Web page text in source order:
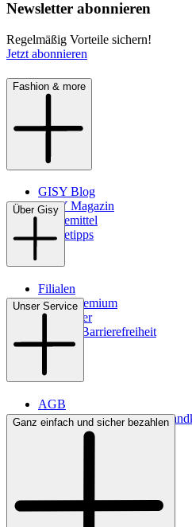
Newsletter abonnieren
Regelmäßig Vorteile sichern!
Jetzt abonnieren
Fashion & more
GISY Blog
GISY Magazin
Pflegemittel
Pflegetipps
Über Gisy
Filialen
WMS-Premium
Newsletter
Digitale Barrierefreiheit
Unser Service
AGB
Lieferbedingungen &
Bezahlung
Ganz einfach und sicher bezahlen